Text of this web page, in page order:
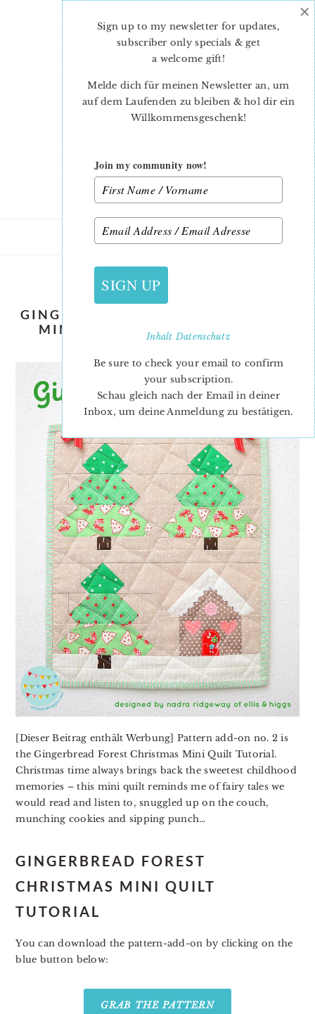
GINGERBREAD FOREST CHRISTMAS
MINI QUILT TUTORIAL – A FUN
PATTERN ADD-ON
[Dieser Beitrag enthält Werbung] Pattern add-on no. 2 is
the Gingerbread Forest Christmas Mini Quilt Tutorial.
Christmas time always brings back the sweetest childhood
memories – this mini quilt reminds me of fairy tales we
would read and listen to, snuggled up on the couch,
munching cookies and sipping punch…
GINGERBREAD FOREST
CHRISTMAS MINI QUILT
TUTORIAL
You candownload the pattern-add-on by clicking on the
blue button below:
GRAB THE PATTERN
Sign up to my newsletter for updates,
subscriber only specials & get
a welcome gift!
Melde dich für meinen Newsletter an, um
auf dem Laufenden zu bleiben & hol dir ein
Willkommensgeschenk!
Join my community now!
SIGN UP
InhaltDatenschutz
Be sure to check your email to confirm
your subscription.
Schau gleich nach der Email in deiner
Inbox, um deine Anmeldung zu bestätigen.
×